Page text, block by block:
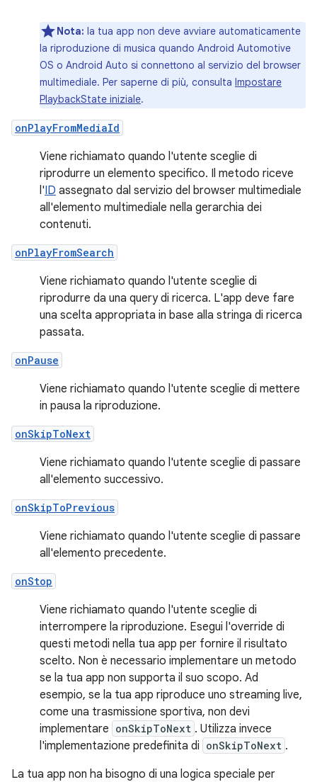
Nota: la tua app non deve avviare automaticamente
la riproduzione di musica quando Android Automotive
OS o Android Auto si connettono al servizio del browser
multimediale. Per saperne di più, consulta Impostare
PlaybackState iniziale.
onPlayFromMediaId
Viene richiamato quando l'utente sceglie di
riprodurre un elemento specifico. Il metodo riceve
l'ID assegnato dal servizio del browser multimediale
all'elemento multimediale nella gerarchia dei
contenuti.
onPlayFromSearch
Viene richiamato quando l'utente sceglie di
riprodurre da una query di ricerca. L'app deve fare
una scelta appropriata in base alla stringa di ricerca
passata.
onPause
Viene richiamato quando l'utente sceglie di mettere
in pausa la riproduzione.
onSkipToNext
Viene richiamato quando l'utente sceglie di passare
all'elemento successivo.
onSkipToPrevious
Viene richiamato quando l'utente sceglie di passare
all'elemento precedente.
onStop
Viene richiamato quando l'utente sceglie di
interrompere la riproduzione. Esegui l'override di
questi metodi nella tua app per fornire il risultato
scelto. Non è necessario implementare un metodo
se la tua app non supporta il suo scopo. Ad
esempio, se la tua app riproduce uno streaming live,
come una trasmissione sportiva, non devi
implementare onSkipToNext . Utilizza invece
l'implementazione predefinita di onSkipToNext .
La tua app non ha bisogno di una logica speciale per